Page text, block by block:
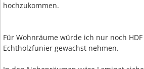
hochzukommen.
Für Wohnräume würde ich nur noch
Echtholzfunier gewachst nehmen.